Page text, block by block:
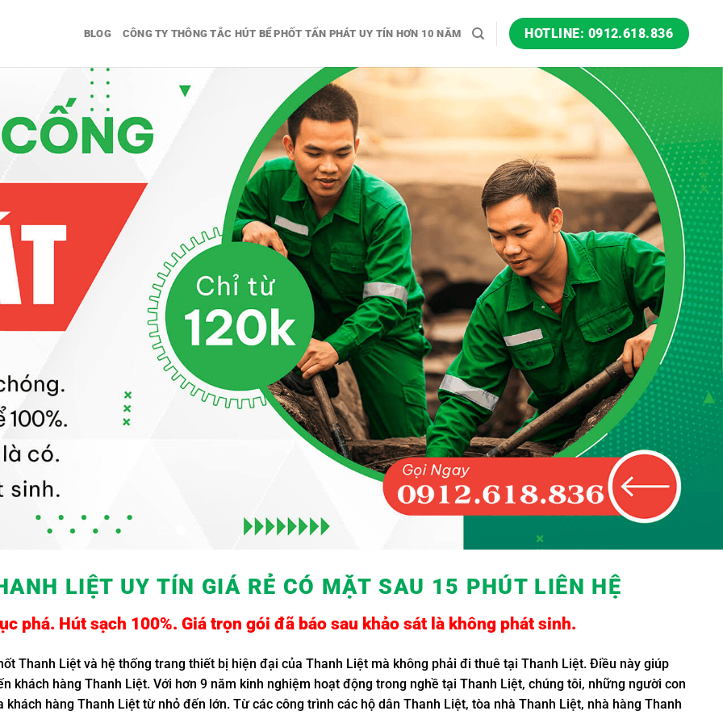
BLOG CÔNG TY THÔNG TẮC HÚT BỂ PHỐT TẤN PHÁT UY TÍN HƠN 10 NĂM HOTLINE: 0912.618.836
LIỆT UY TÍN GIÁ RẺ CÓ MẶT SAU 15 PHÚT LIÊN HỆ
phá. Hút sạch 100%. Giá trọn gói đã báo sau khảo sát là không phát sinh.
Thanh Liệt và hệ thống trang thiết bị hiện đại của Thanh Liệt mà không phải đi thuê tại Thanh Liệt. Điều này giúp
khách hàng Thanh Liệt. Với hơn 9 năm kinh nghiệm hoạt động trong nghề tại Thanh Liệt, chúng tôi, những người con
hàng Thanh Liệt từ nhỏ đến lớn. Từ các công trình các hộ dân Thanh Liệt, tòa nhà Thanh Liệt, nhà hàng Thanh